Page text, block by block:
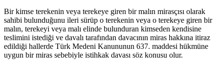
Bir kimse terekenin veya terekeye giren bir malın mirasçısı olarak
sahibi bulunduğunu ileri sürüp o terekenin veya o terekeye giren bir
malın, terekeyi veya malı elinde bulunduran kimseden kendisine
teslimini istediği ve davalı tarafından davacının miras hakkına itiraz
edildiği hallerde Türk Medeni Kanununun 637. maddesi hükmüne
uygun bir miras sebebiyle istihkak davası söz konusu olur.